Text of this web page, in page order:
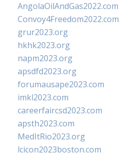
AngolaOilAndGas2022.com
Convoy4Freedom2022.com
grur2023.org
hkhk2023.org
napm2023.org
apsdfd2023.org
forumausape2023.com
imkl2023.com
careerfaircsd2023.com
apsth2023.com
MedItRio2023.org
lcicon2023boston.com